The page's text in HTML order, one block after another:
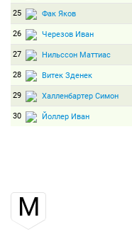
25 Фак Яков
26 Черезов Иван
27 Нильссон Маттиас
28 Витек Зденек
29 Халленбартер Симон
30 Йоллер Иван
34
35 Марич Янес
М